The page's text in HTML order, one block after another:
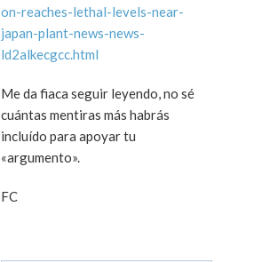
on-reaches-lethal-levels-near-
japan-plant-news-news-
ld2alkecgcc.html
Me da fiaca seguir leyendo, no sé
cuántas mentiras más habrás
incluído para apoyar tu
«argumento».
FC